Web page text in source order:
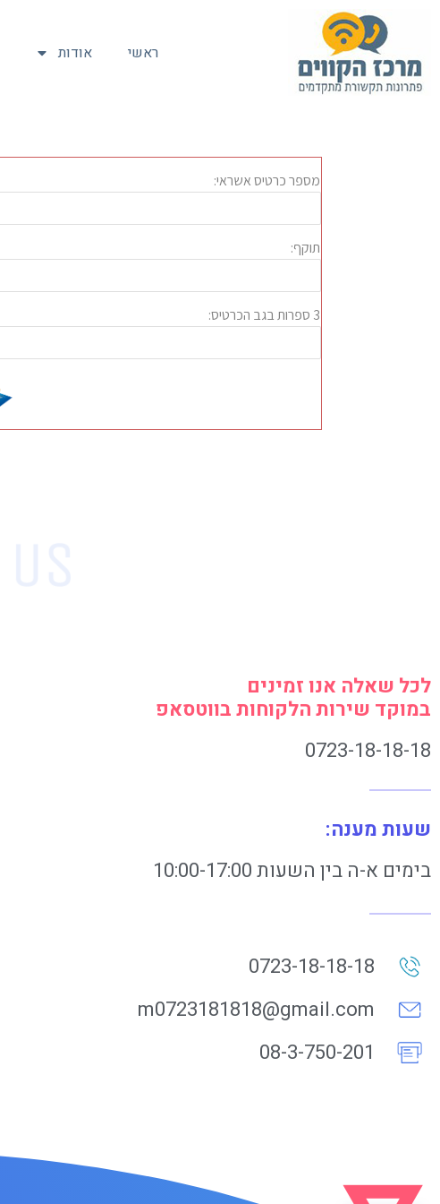
ראשי אודות
לכל שאלה אנו זמינים
במוקד שירות הלקוחות בווטסאפ
0723-18-18-18
שעות מענה:
בימים א-ה בין השעות 10:00-17:00
0723-18-18-18
m0723181818@gmail.com
08-3-750-201